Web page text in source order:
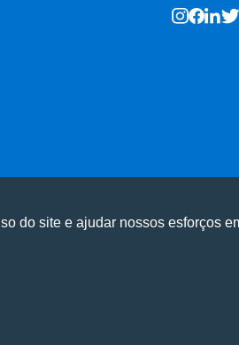
em nosso site e personalizar
em nosso site e personalizar
do site e ajudar nossos esforços